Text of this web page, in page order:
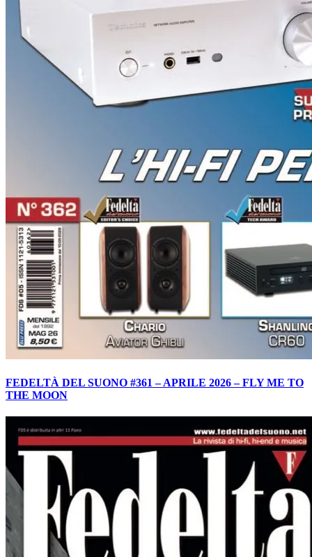
FEDELTÀ DEL SUONO #361 – APRILE 2026 – FLY ME TO
THE MOON